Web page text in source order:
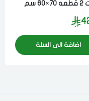
لمارت 2 قطعه 70×60 سم
اضافة الى السلة
وسياسة الاستخدام.